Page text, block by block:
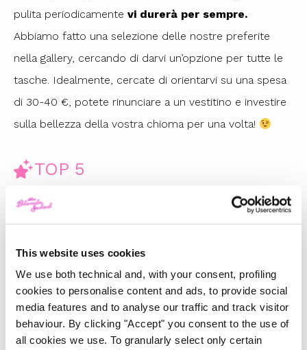
This website uses cookies
We use both technical and, with your consent, profiling
cookies to personalise content and ads, to provide social
media features and to analyse our traffic and track visitor
behaviour. By clicking "Accept" you consent to the use of
all cookies we use. To granularly select only certain
pulita periodicamente vi durerà per sempre.
Abbiamo fatto una selezione delle nostre preferite
nella gallery, cercando di darvi un’opzione per tutte le
tasche. Idealmente, cercate di orientarvi su una spesa
di 30-40 €, potete rinunciare a un vestitino e investire
sulla bellezza della vostra chioma per una volta!
TOP 5
Gucci Fall/Winter 2025/26:
Un’ode al passato e una
riflessione sul futuro
La magia del Natale e la
nostra wishlist per i regali
perfetti